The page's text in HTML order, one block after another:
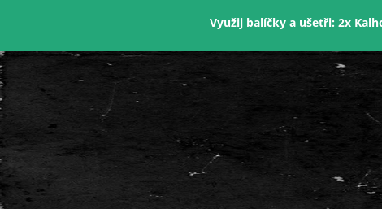
Suisse (Français)
Svizzera (Italiano)
France
Italien (Deutsch)
United Kingdom
Využij balíčky a ušetři:2x